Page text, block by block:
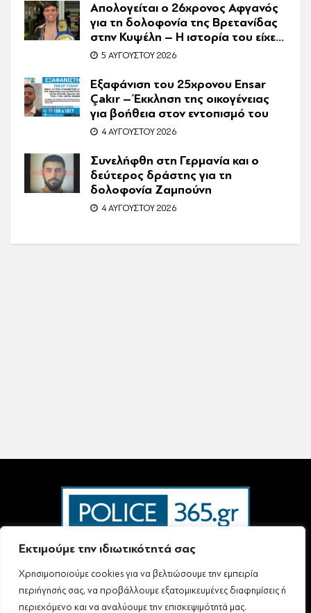
Εκτιμούμε την ιδιωτικότητά σας
Χρησιμοποιούμε cookies για να βελτιώσουμε την εμπειρία
περιήγησής σας, να προβάλλουμε εξατομικευμένες διαφημίσεις ή
περιεχόμενο και να αναλύουμε την επισκεψιμότητά μας.
Απολογείται ο 26χρονος Αφγανός
για τη δολοφονία της Βρετανίδας
στην Κυψέλη – Η ιστορία του είχε
γίνει ντοκιμαντέρ
5 ΑΥΓΟΎΣΤΟΥ 2026
Εξαφάνιση του 25χρονου Ensar
Çakır – Έκκληση της οικογένειας
για βοήθεια στον εντοπισμό του
4 ΑΥΓΟΎΣΤΟΥ 2026
Συνελήφθη στη Γερμανία και ο
δεύτερος δράστης για τη
δολοφονία Ζαμπούνη
4 ΑΥΓΟΎΣΤΟΥ 2026
Ταυτότητα – Επικοινωνία
Όροι Χρήσης
Πολιτική Απορρήτου & Προστασίας Προσωπικών Δεδομένων
Δήλωση συμμόρφωσης με τη σύσταση (ΕΕ) 2018/334 L63